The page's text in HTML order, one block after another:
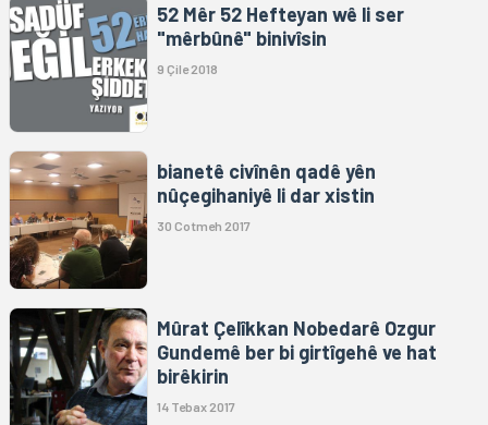
52 Mêr 52 Hefteyan wê li ser
"mêrbûnê" binivîsin
9 Çile 2018
bianetê civînên qadê yên
nûçegihaniyê li dar xistin
30 Cotmeh 2017
Mûrat Çelîkkan Nobedarê Ozgur
Gundemê ber bi girtîgehê ve hat
birêkirin
14 Tebax 2017